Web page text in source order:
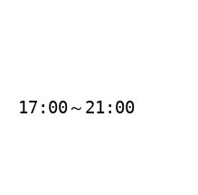
17:00～21:00